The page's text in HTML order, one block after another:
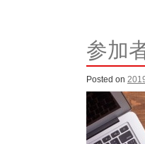
参加
Posted on